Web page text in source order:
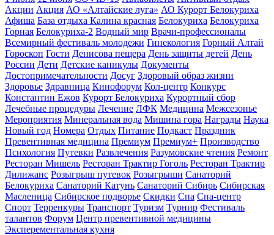
Акции Акция АО «Алтайские луга» АО Курорт Белокуриха
Афиша База отдыха Калина красная Белокуриха Белокуриха
Горная Белокуриха-2 Водный мир Врачи-профессионалы
Всемирный фестиваль молодежи Гинекология Горный Алтай
Гороскоп Гости Денисова пещера День защиты детей День
России Дети Детские каникулы Документы
Достопримечательности Досуг Здоровый образ жизни
Здоровье Здравница Кинофорум Кол-центр Конкурс
Константин Ежов Курорт Белокуриха Курортный сбор
Лечебные процедуры Лечение ЛФК Медицина Межсезонье
Мероприятия Минеральная вода Мишина гора Награды Наука
Новый год Номера Отдых Питание Подкаст Праздник
Превентивная медицина Премиум Премиум+ Производство
Психология Путевки Развлечения Разумовские чтения Ремонт
Ресторан Мишель Ресторан Трактир Гоголь Ресторан Трактир
Дилижанс Розыгрыш путевок Розыгрыши Санаторий
Белокуриха Санаторий Катунь Санаторий Сибирь Сибирская
Масленица Сибирское подворье Скидки Спа Спа-центр
Спорт Терренкуры Транспорт Туризм Турнир Фестиваль
талантов Форум Центр превентивной медицины
Эксперементальная кухня